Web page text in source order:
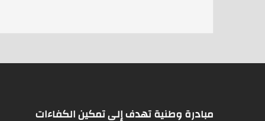
مبادرة وطنية تهدف إلى تمكين الكفاءات